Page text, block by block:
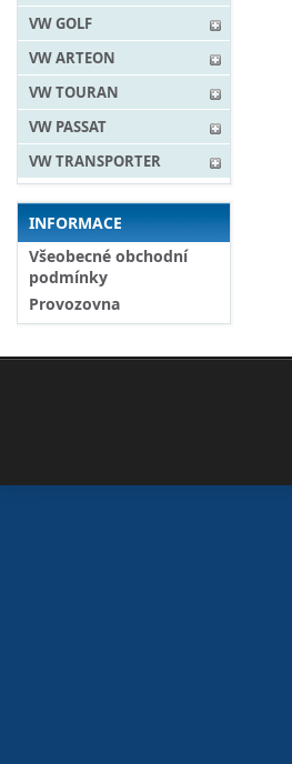
VW GOLF
VW ARTEON
VW TOURAN
VW PASSAT
VW TRANSPORTER
INFORMACE
Všeobecné obchodní
podmínky
Provozovna